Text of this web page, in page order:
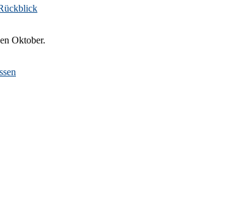
Oktober.